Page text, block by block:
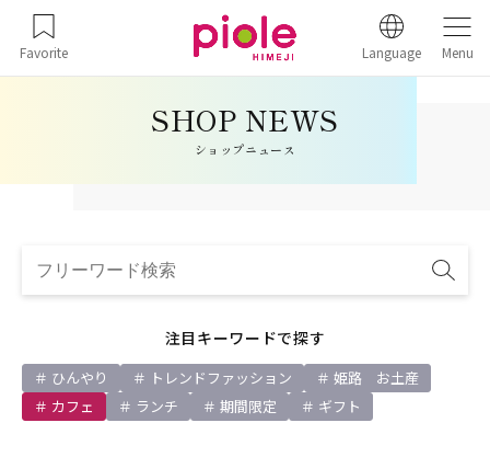
Favorite Language Menu
ショップニュース
注目キーワードで探す
ひんやり トレンドファッション
姫路 お土産
カフェ
ランチ 期間限定 ギフト